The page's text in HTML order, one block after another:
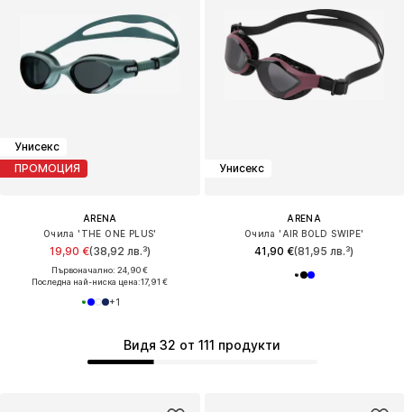
Унисекс
ПРОМОЦИЯ
ARENA
Очила 'THE ONE PLUS'
19,90 €(38,92 лв.³)
Първоначално: 24,90 €
Последна най-ниска цена:17,91 €
+1
Унисекс
ARENA
Очила 'AIR BOLD SWIPE'
41,90 €(81,95 лв.³)
Видя 32 от 111 продукти